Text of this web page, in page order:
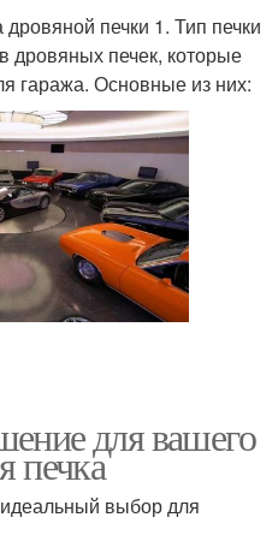
печки 1. Тип печки
дровяных печек, которые
гаража. Основные из них:
для вашего
печка
выбор для